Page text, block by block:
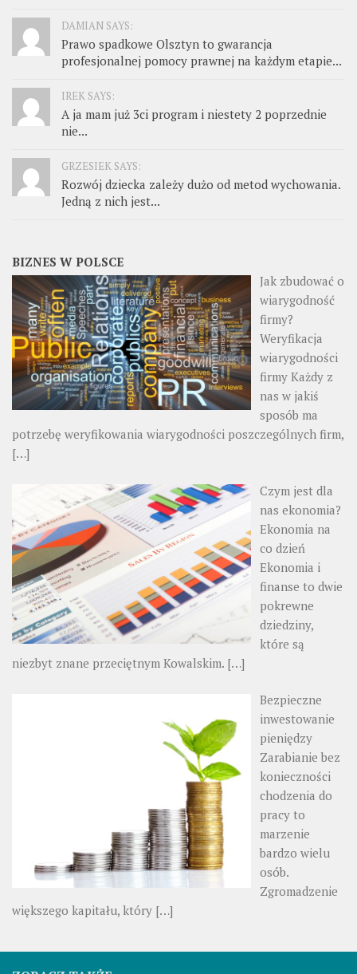
DAMIAN SAYS:
Prawo spadkowe Olsztyn to gwarancja
profesjonalnej pomocy prawnej na każdym etapie...
IREK SAYS:
A ja mam już 3ci program i niestety 2 poprzednie
nie...
GRZESIEK SAYS:
Rozwój dziecka zależy dużo od metod wychowania.
Jedną z nich jest...
BIZNES W POLSCE
Jak zbudować o
wiarygodność
firmy?
Weryfikacja
wiarygodności
firmy Każdy z
nas w jakiś
sposób ma
potrzebę weryfikowania wiarygodności poszczególnych firm,
[…]
Czym jest dla
nas ekonomia?
Ekonomia na
co dzień
Ekonomia i
finanse to dwie
pokrewne
dziedziny,
które są
niezbyt znane przeciętnym Kowalskim. […]
Bezpieczne
inwestowanie
pieniędzy
Zarabianie bez
konieczności
chodzenia do
pracy to
marzenie
bardzo wielu
osób.
Zgromadzenie
większego kapitału, który […]